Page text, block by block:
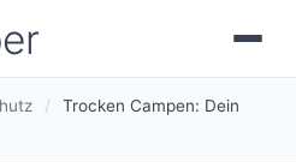
/
Trocken Campen: Dein